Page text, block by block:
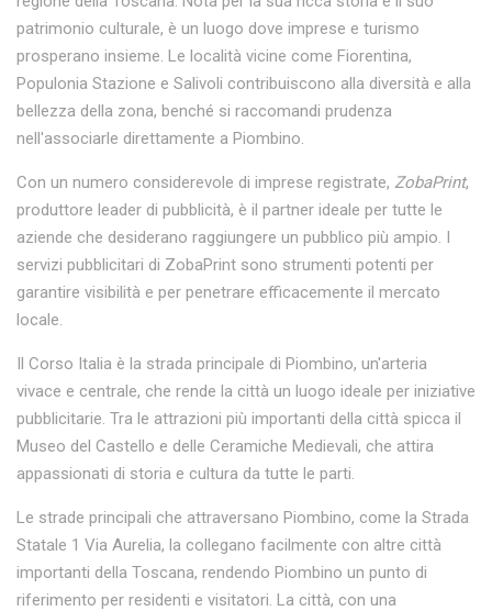
patrimonio culturale, è un luogo dove imprese e turismo
prosperano insieme. Le località vicine come Fiorentina,
Populonia Stazione e Salivoli contribuiscono alla diversità e alla
bellezza della zona, benché si raccomandi prudenza
nell'associarle direttamente a Piombino.
Con un numero considerevole di imprese registrate, ZobaPrint,
produttore leader di pubblicità, è il partner ideale per tutte le
aziende che desiderano raggiungere un pubblico più ampio. I
servizi pubblicitari di ZobaPrint sono strumenti potenti per
garantire visibilità e per penetrare efficacemente il mercato
locale.
Il Corso Italia è la strada principale di Piombino, un'arteria
vivace e centrale, che rende la città un luogo ideale per iniziative
pubblicitarie. Tra le attrazioni più importanti della città spicca il
Museo del Castello e delle Ceramiche Medievali, che attira
appassionati di storia e cultura da tutte le parti.
Le strade principali che attraversano Piombino, come la Strada
Statale 1 Via Aurelia, la collegano facilmente con altre città
importanti della Toscana, rendendo Piombino un punto di
riferimento per residenti e visitatori. La città, con una